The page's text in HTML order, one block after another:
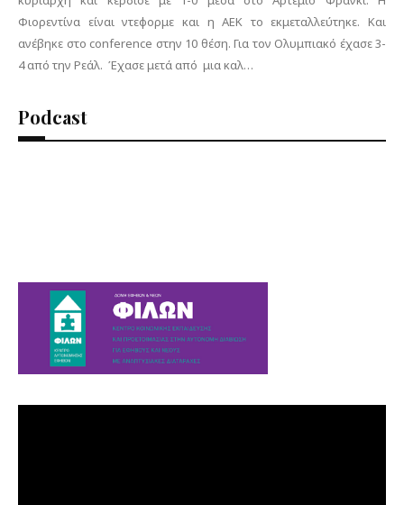
Φιορεντίνα είναι ντεφορμε και η ΑΕΚ το εκμεταλλεύτηκε. Και
ανέβηκε στο conference στην 10 θέση. Για τον Ολυμπιακό έχασε 3-
4 από την Ρεάλ. Έχασε μετά από μια καλ…
Podcast